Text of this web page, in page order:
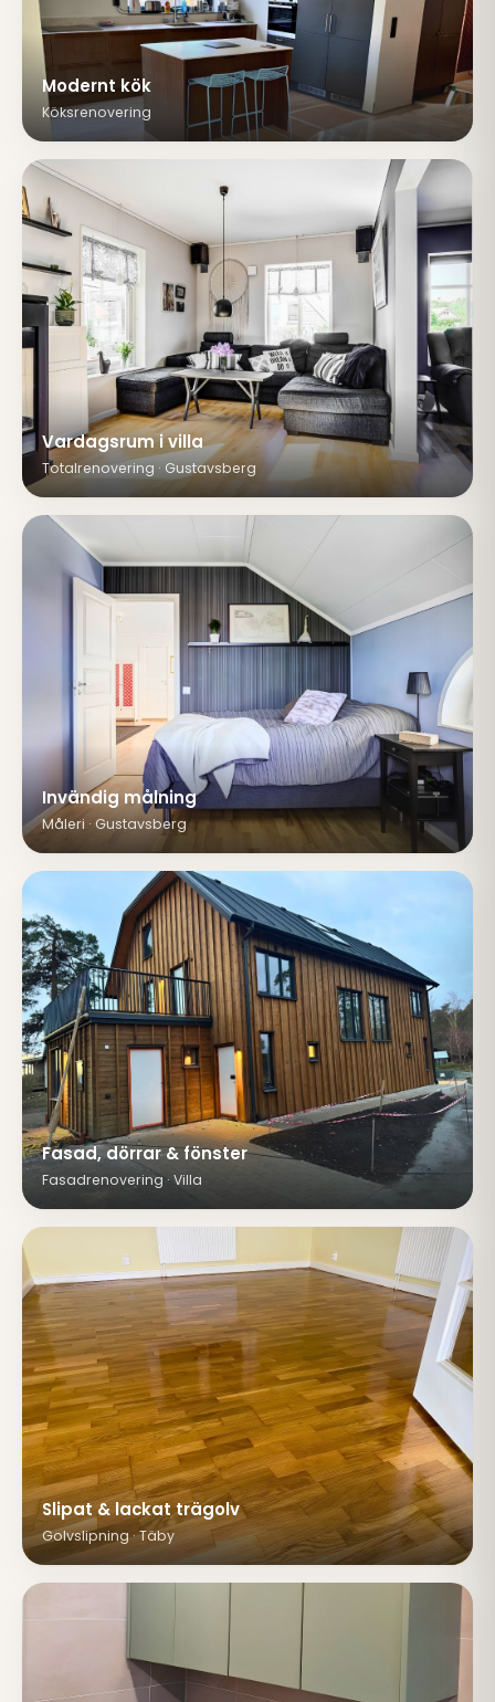
Modernt kök
Köksrenovering
Vardagsrum i villa
Totalrenovering · Gustavsberg
Invändig målning
Måleri · Gustavsberg
Fasad, dörrar & fönster
Fasadrenovering · Villa
Slipat & lackat trägolv
Golvslipning · Täby